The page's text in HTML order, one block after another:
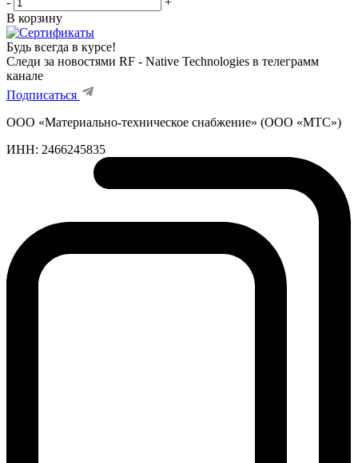
В корзину
Будь всегда в курсе!
Следи за новостями RF - Native Technologies в телеграмм
канале
Подписаться
ООО «Материально-техническое снабжение» (ООО «МТС»)
ИНН: 2466245835